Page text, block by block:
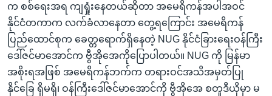
နေရာ
သို့
ကျော်
ရန်
က စစ်ရေးအရ ကျရှုံးနေတယ်ဆိုတာ အမေရိကန်အပါအဝင်
နိုင်ငံတကာက လက်ခံလာနေတာ တွေ့ရကြောင်း အမေရိကန်
ပြည်ထောင်စုက ခေတ္တရောက်ရှိနေတဲ့ NUG နိုင်ငံခြားရေးဝန်ကြီး
ဒေါ်ဇင်မာအောင်က ဗွီအိုအေကိုပြောပါတယ်။ NUG ကို မြန်မာ
အစိုးရအဖြစ် အမေရိကန်ဘက်က တရားဝင်အသိအမှတ်ပြု
နိုင်ခြေ ရှိမရှိ၊ ဝန်ကြီးဒေါ်ဇင်မာအောင်ကို ဗွီအိုအေ စတူဒီယိုမှာ မ